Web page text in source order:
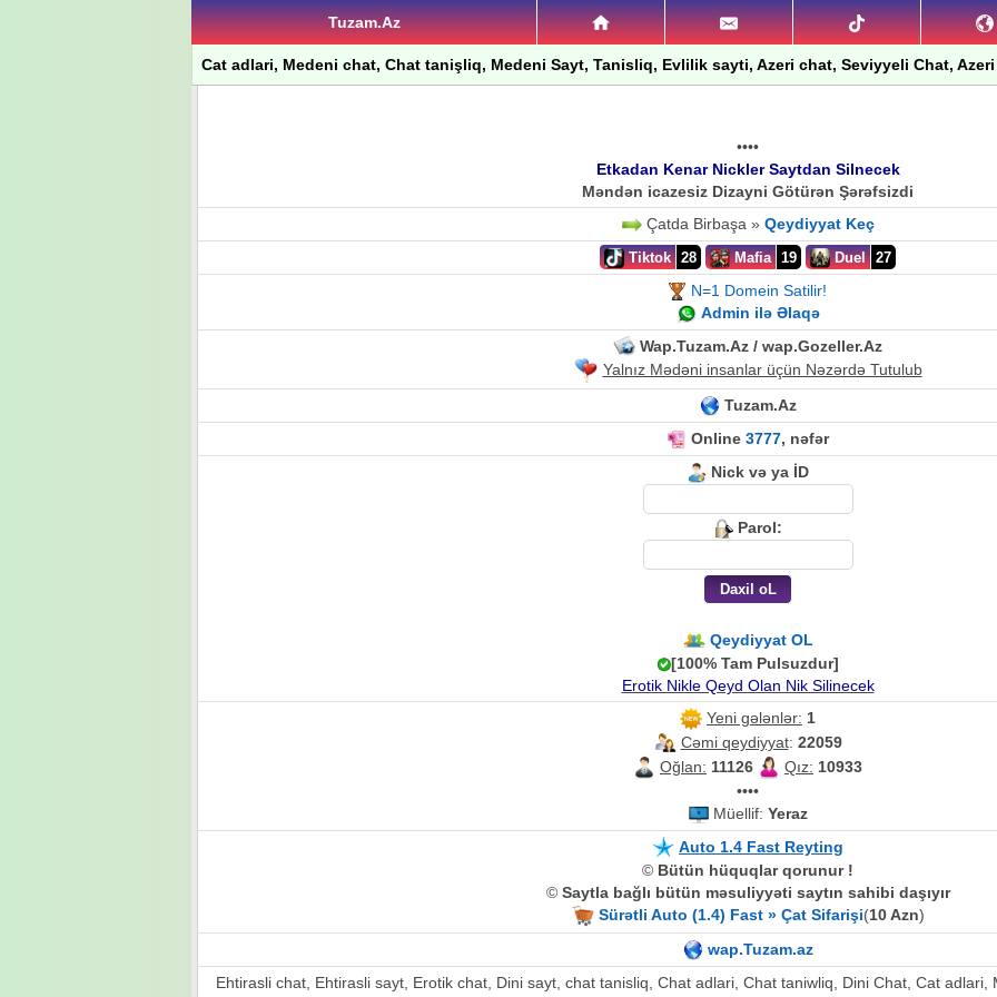
Tuzam.Az
Cat adlari, Medeni chat, Chat tanişliq, Medeni Sayt, Tanisliq, Evlilik sayti, Azeri chat, Seviyyeli Chat,
••••
Etkadan Kenar Nickler Saytdan Silnecek
Məndən icazesiz Dizayni Götürən Şərəfsizdi
Çatda Birbaşa » Qeydiyyat Keç
Tiktok 28 Mafia 19 Duel 27
N=1 Domein Satilir!
Admin ilə Əlaqə
Wap.Tuzam.Az / wap.Gozeller.Az
Yalnız Mədəni insanlar üçün Nəzərdə Tutulub
Tuzam.Az
Online 3777, nəfər
Nick və ya İD
Parol:
Qeydiyyat OL
[100% Tam Pulsuzdur]
Erotik Nikle Qeyd Olan Nik Silinecek
Yeni gələnlər: 1
Cəmi qeydiyyat: 22059
Oğlan: 11126 Qız: 10933
••••
Müellif: Yeraz
Auto 1.4 Fast Reyting
© Bütün hüquqlar qorunur !
© Saytla bağlı bütün məsuliyyəti saytın sahibi daşıyır
Sürətli Auto (1.4) Fast » Çat Sifarişi(10 Azn)
wap.Tuzam.az
Ehtirasli chat, Ehtirasli sayt, Erotik chat, Dini sayt, chat tanisliq, Chat adlari, Chat taniwliq, Dini Chat, Cat